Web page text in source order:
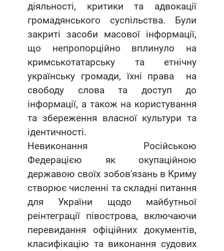
діяльності, критики та адвокації
громадянського суспільства. Були
закриті засоби масової інформації,
що непропорційно вплинуло на
кримськотатарську та етнічну
українську громади, їхні права на
свободу слова та доступ до
інформації, а також на користування
та збереження власної культури та
ідентичності.
Невиконання Російською
Федерацією як окупаційною
державою своїх зобов'язань в Криму
створює численні та складні питання
для України щодо майбутньої
реінтеграції півострова, включаючи
перевидання офіційних документів,
класифікацію та виконання судових